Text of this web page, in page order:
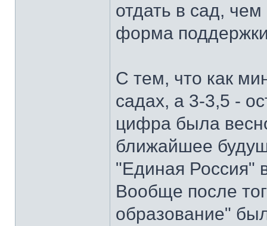
отдать в сад,
форма
С тем, что как
садах, а 3-3,5 -
цифра была
ближайшее
"Единая Россия"
Вообще после
образование"